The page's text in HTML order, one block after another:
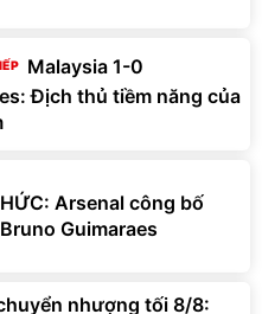
Malaysia 1-0
Địch thủ tiềm năng của
Arsenal công bố
Guimaraes
nhượng tối 8/8: